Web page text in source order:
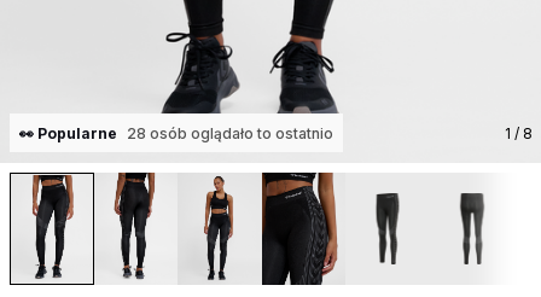
👀 Popularne 28 osób oglądało to ostatnio 1 / 8